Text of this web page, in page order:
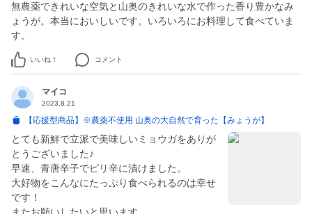
無農薬できれいな空気と山奥のきれいな水で作った香り豊かなみ
ょうが。本当においしいです。いろいろにお料理して食べていま
す。
いいね！ コメント
マイコ
2023.8.21
【応援型商品】※農薬不使用 山奥の大自然で育った【みょうが】
とても新鮮で立派で美味しいミョウガをありが
とうございました♪
早速、青唐辛子でピリ辛に漬けました。
大好物をこんなにたっぷり食べられるのは幸せ
です！